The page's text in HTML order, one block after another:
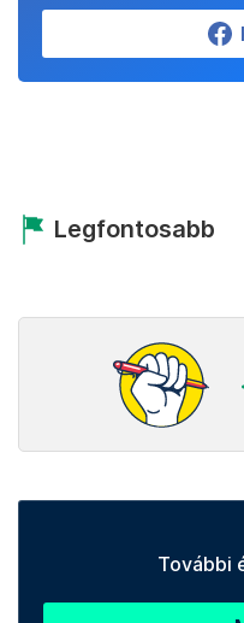
Legfontosabb
További